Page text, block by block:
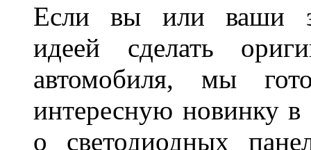
Если вы или ваши
идеей сделать
автомобиля, мы
интересную новинку в
о светодиодных